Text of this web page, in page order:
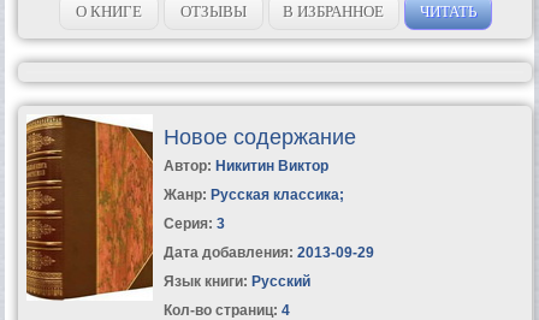
О КНИГЕ ОТЗЫВЫ В ИЗБРАННОЕ ЧИТАТЬ
Новое содержание
Автор: Никитин Виктор
Жанр: Русская классика;
Серия: 3
Дата добавления: 2013-09-29
Язык книги: Русский
Кол-во страниц: 4